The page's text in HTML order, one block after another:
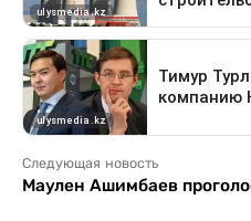
Следующая новость
Маулен Ашимбаев